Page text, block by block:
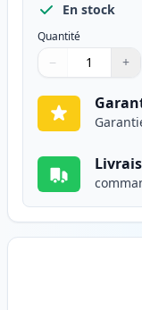
En stock
Quantité
Quantité
Utilisez les
− +
Quantité